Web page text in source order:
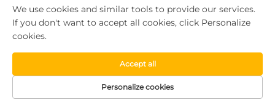
We use cookies and similar tools to provide our services.
If you don't want to accept all cookies, click Personalize
cookies.
Personalize cookies
Accept all